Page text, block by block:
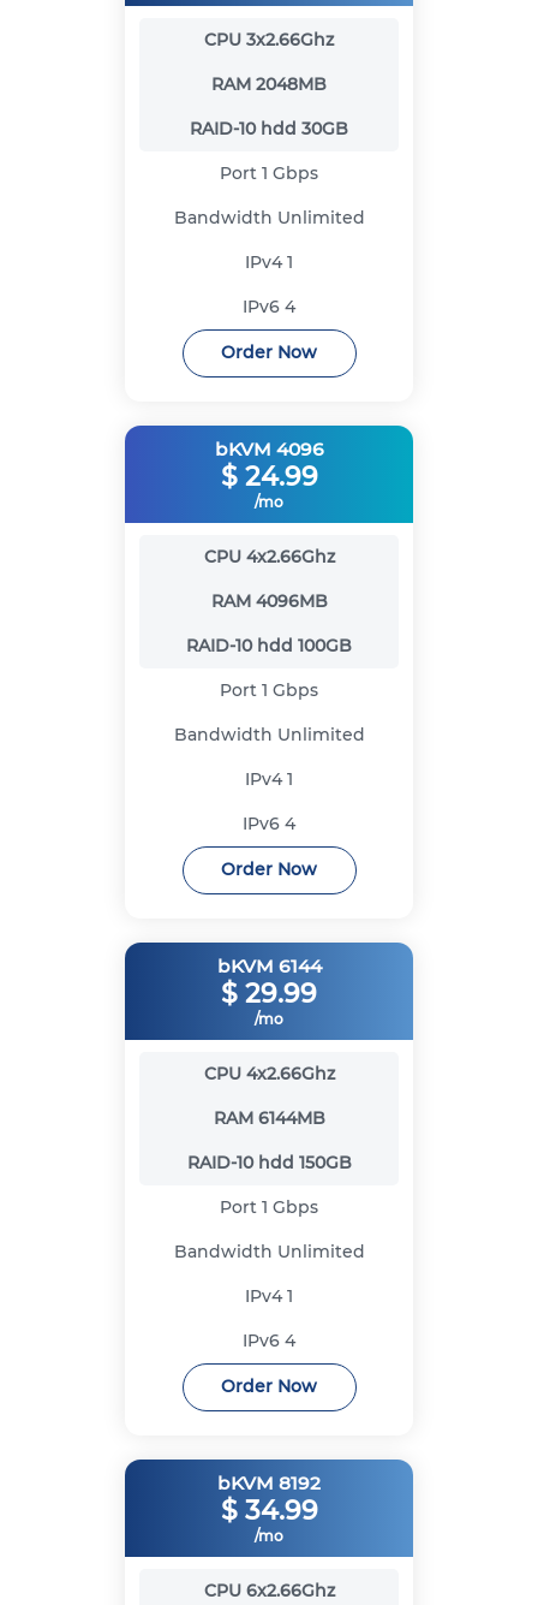
CPU 3x2.66Ghz
RAM 2048MB
RAID-10 hdd 30GB
Port 1 Gbps
Bandwidth Unlimited
IPv41
IPv6 4
Order Now
bKVM 4096
$ 24.99
/mo
CPU 4x2.66Ghz
RAM 4096MB
RAID-10 hdd 100GB
Port 1 Gbps
Bandwidth Unlimited
IPv41
IPv6 4
Order Now
bKVM 6144
$ 29.99
/mo
CPU 4x2.66Ghz
RAM 6144MB
RAID-10 hdd 150GB
Port 1 Gbps
Bandwidth Unlimited
IPv41
IPv6 4
Order Now
bKVM 8192
$ 34.99
/mo
CPU 6x2.66Ghz